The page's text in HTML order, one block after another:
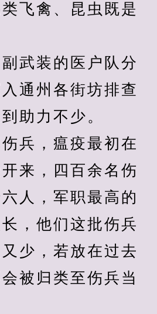
飞禽、昆虫既是
装的医户队分
通州各街坊排查
助力不少。
，瘟疫最初在
来，四百余名伤
人，军职最高的
，他们这批伤兵
少，若放在过去
被归类至伤兵当